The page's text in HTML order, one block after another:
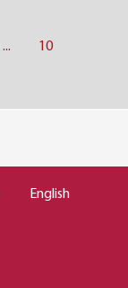
... 10
English